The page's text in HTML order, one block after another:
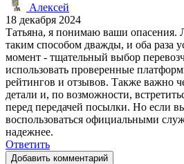
Алексей
18 декабря 2024
Татьяна, я понимаю ваши опасения.
таким способом дважды, и оба раза
момент - тщательный выбор
использовать проверенные
рейтингов и отзывов. Также важно
детали и, по возможности,
перед передачей посылки. Но если
воспользоваться официальными
надежнее.
Ответить
Добавить комментарий